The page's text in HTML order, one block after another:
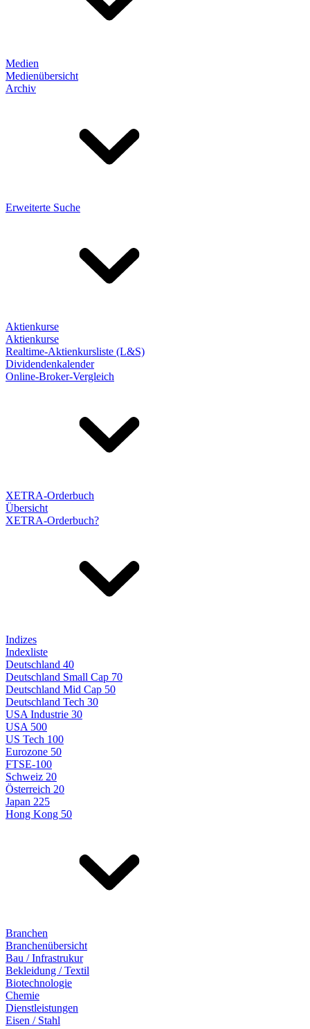
Medien
Medienübersicht
Archiv
Erweiterte Suche
Aktienkurse
Aktienkurse
Realtime-Aktienkursliste (L&S)
Dividendenkalender
Online-Broker-Vergleich
XETRA-Orderbuch
Übersicht
XETRA-Orderbuch?
Indizes
Indexliste
Deutschland 40
Deutschland Small Cap 70
Deutschland Mid Cap 50
Deutschland Tech 30
USA Industrie 30
USA 500
US Tech 100
Eurozone 50
FTSE-100
Schweiz 20
Österreich 20
Japan 225
Hong Kong 50
Branchen
Branchenübersicht
Bau / Infrastrukur
Bekleidung / Textil
Biotechnologie
Chemie
Dienstleistungen
Eisen / Stahl